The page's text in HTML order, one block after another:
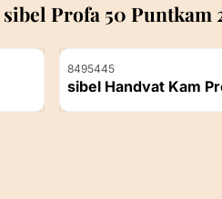
sibel Profa 50 Puntkam
Artikelnummer
8495445
sibel Handvat Kam
Prijs niet zichtbaar